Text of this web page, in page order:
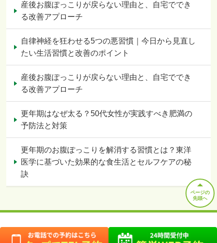
産後お腹ぽっこりが戻らない理由と、自宅ででき
る改善アプローチ
自律神経を狂わせる5つの悪習慣｜今日から見直し
たい生活習慣と改善のポイント
産後お腹ぽっこりが戻らない理由と、自宅ででき
る改善アプローチ
更年期はなぜ太る？50代女性が実践すべき肥満の
予防法と対策
更年期のお腹ぽっこりを解消する習慣とは？東洋
医学に基づいた効果的な食生活とセルフケアの秘
訣
ページの
先頭へ